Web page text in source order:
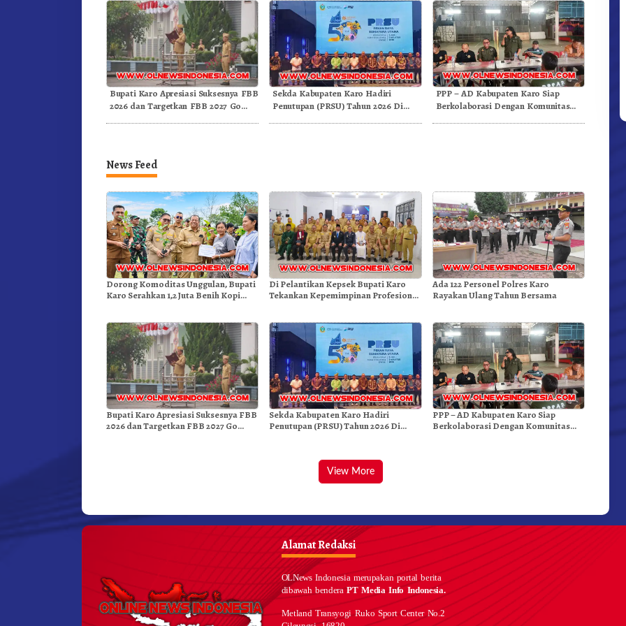
Bupati Karo Apresiasi Suksesnya FBB
2026 dan Targetkan FBB 2027 Go
Sekda Kabupaten Karo Hadiri
Penutupan (PRSU) Tahun 2026 Di
PPP – AD Kabupaten Karo Siap
Berkolaborasi Dengan Komunitas
News Feed
Dorong Komoditas Unggulan, Bupati
Karo Serahkan 1,2 Juta Benih Kopi
Di Pelantikan Kepsek Bupati Karo
Tekankan Kepemimpinan Profesional
Ada 122 Personel Polres Karo
Rayakan Ulang Tahun Bersama
Bupati Karo Apresiasi Suksesnya FBB
2026 dan Targetkan FBB 2027 Go
Sekda Kabupaten Karo Hadiri
Penutupan (PRSU) Tahun 2026 Di
PPP – AD Kabupaten Karo Siap
Berkolaborasi Dengan Komunitas
View More
Alamat Redaksi
OLNews Indonesia merupakan portal berita
dibawah benderaPT Media Info Indonesia.
Metland Transyogi Ruko Sport Center No.2